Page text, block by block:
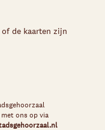
de kaarten zijn
ons op via